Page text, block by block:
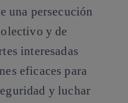
una persecución
y de
interesadas
eficaces para
y luchar